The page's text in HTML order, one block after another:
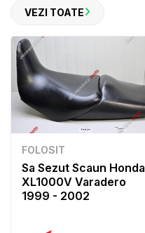
VEZI TOATE
FOLOSIT
Sa Sezut Scaun Honda
XL1000V Varadero
1999 - 2002